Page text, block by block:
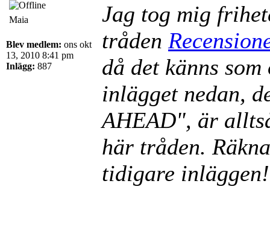
Maia
Blev medlem: ons okt
13, 2010 8:41 pm
Inlägg: 887
Jag tog mig
tråden
då det känns
inlägget nedan,
AHEAD", är
här tråden.
tidigare